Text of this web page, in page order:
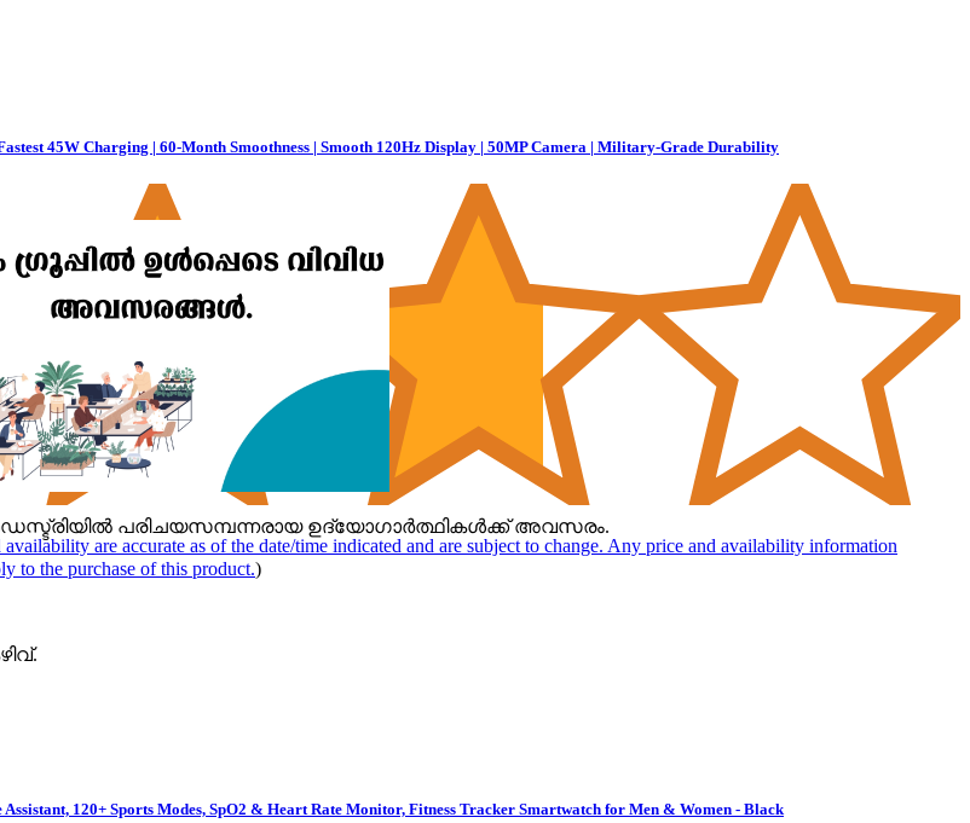
45W Charging | 60-Month Smoothness | Smooth 120Hz Display | 50MP Camera | Military-Grade Durability
availability are accurate as of the date/time indicated and are subject to change. Any price and availability information
to the purchase of this product.)
120+ Sports Modes, SpO2 & Heart Rate Monitor, Fitness Tracker Smartwatch for Men & Women - Black
പരിചയസമ്പന്നരായ ഉദ്യോഗാർത്ഥികൾക്ക് അവസരം.